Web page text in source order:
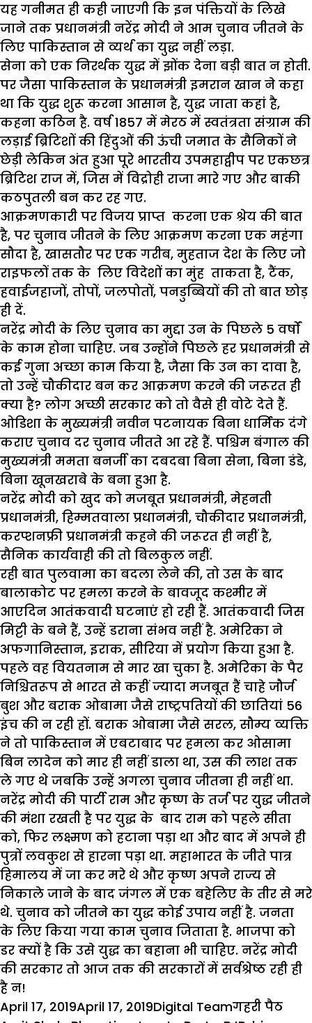
यह गनीमत ही कही जाएगी कि इन पंक्तियों के लिखे
जाने तक प्रधानमंत्री नरेंद्र मोदी ने आम चुनाव जीतने के
लिए पाकिस्तान से व्यर्थ का युद्ध नहीं लड़ा.
सेना को एक निरर्थक युद्ध में झोंक देना बड़ी बात न होती.
पर जैसा पाकिस्तान के प्रधानमंत्री इमरान खान ने कहा
था कि युद्ध शुरू करना आसान है, युद्ध जाता कहां है,
कहना कठिन है. वर्ष 1857 में मेरठ में स्वतंत्रता संग्राम की
लड़ाई ब्रिटिशों की हिंदुओं की ऊंची जमात के सैनिकों ने
छेड़ी लेकिन अंत हुआ पूरे भारतीय उपमहाद्वीप पर एकछत्र
ब्रिटिश राज में, जिस में विद्रोही राजा मारे गए और बाकी
कठपुतली बन कर रह गए.
आक्रमणकारी पर विजय प्राप्त करना एक श्रेय की बात
है, पर चुनाव जीतने के लिए आक्रमण करना एक महंगा
सौदा है, खासतौर पर एक गरीब, मुहताज देश के लिए जो
राइफलों तक के लिए विदेशों का मुंह ताकता है, टैंक,
हवाईजहाजों, तोपों, जलपोतों, पनडुब्बियों की तो बात छोड़
ही दें.
नरेंद्र मोदी के लिए चुनाव का मुद्दा उन के पिछले 5 वर्षों
के काम होना चाहिए. जब उन्होंने पिछले हर प्रधानमंत्री से
कई गुना अच्छा काम किया है, जैसा कि उन का दावा है,
तो उन्हें चौकीदार बन कर आक्रमण करने की जरूरत ही
क्या है? लोग अच्छी सरकार को तो वैसे ही वोटे देते हैं.
ओडिशा के मुख्यमंत्री नवीन पटनायक बिना धार्मिक दंगे
कराए चुनाव दर चुनाव जीतते आ रहे हैं. पश्चिम बंगाल की
मुख्यमंत्री ममता बनर्जी का दबदबा बिना सेना, बिना डंडे,
बिना खूनखराबे के बना हुआ है.
नरेंद्र मोदी को खुद को मजबूत प्रधानमंत्री, मेहनती
प्रधानमंत्री, हिम्मतवाला प्रधानमंत्री, चौकीदार प्रधानमंत्री,
करप्शनफ्री प्रधानमंत्री कहने की जरूरत ही नहीं है,
सैनिक कार्यवाही की तो बिलकुल नहीं.
रही बात पुलवामा का बदला लेने की, तो उस के बाद
बालाकोट पर हमला करने के बावजूद कश्मीर में
आएदिन आतंकवादी घटनाएं हो रही हैं. आतंकवादी जिस
मिट्टी के बने हैं, उन्हें डराना संभव नहीं है. अमेरिका ने
अफगानिस्तान, इराक, सीरिया में प्रयोग किया हुआ है.
पहले वह वियतनाम से मार खा चुका है. अमेरिका के पैर
निश्चितरूप से भारत से कहीं ज्यादा मजबूत हैं चाहे जौर्ज
बुश और बराक ओबामा जैसे राष्ट्रपतियों की छातियां 56
इंच की न रही हों. बराक ओबामा जैसे सरल, सौम्य व्यक्ति
ने तो पाकिस्तान में एबटाबाद पर हमला कर ओसामा
बिन लादेन को मार ही नहीं डाला था, उस की लाश तक
ले गए थे जबकि उन्हें अगला चुनाव जीतना ही नहीं था.
नरेंद्र मोदी की पार्टी राम और कृष्ण के तर्ज पर युद्ध जीतने
की मंशा रखती है पर युद्ध के बाद राम को पहले सीता
को, फिर लक्ष्मण को हटाना पड़ा था और बाद में अपने ही
पुत्रों लवकुश से हारना पड़ा था. महाभारत के जीते पात्र
हिमालय में जा कर मरे थे और कृष्ण अपने राज्य से
निकाले जाने के बाद जंगल में एक बहेलिए के तीर से मरे
थे. चुनाव को जीतने का युद्ध कोई उपाय नहीं है. जनता
के लिए किया गया काम चुनाव जिताता है. भाजपा को
डर क्यों है कि उसे युद्ध का बहाना भी चाहिए. नरेंद्र मोदी
की सरकार तो आज तक की सरकारों में सर्वश्रेष्ठ रही ही
है न!
Posted
April 17, 2019April 17, 2019Author
Digital TeamCategories
गहरी पैठ